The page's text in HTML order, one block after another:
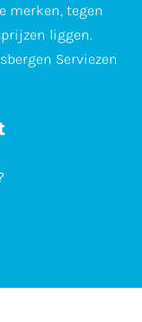
merken, tegen
liggen.
Serviezen